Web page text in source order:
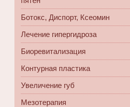
Ботокс, Диспорт, Ксеомин
Лечение гипергидроза
Биоревитализация
Контурная пластика
Увеличение губ
Мезотерапия